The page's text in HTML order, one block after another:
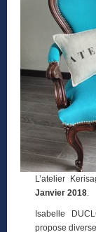
L’atelier
Janvier 2018.
Isabelle
propose